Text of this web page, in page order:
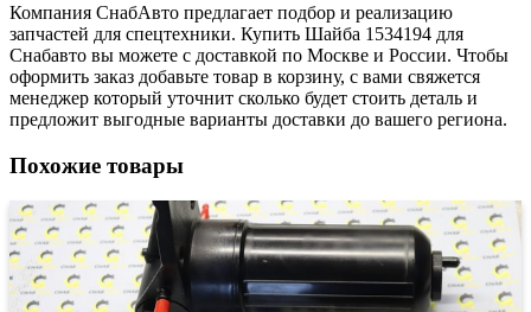
Компания СнабАвто предлагает подбор и реализацию
запчастей для спецтехники. Купить Шайба 1534194 для
Снабавто вы можете с доставкой по Москве и России. Чтобы
оформить заказ добавьте товар в корзину, с вами свяжется
менеджер который уточнит сколько будет стоить деталь и
предложит выгодные варианты доставки до вашего региона.
Похожие товары